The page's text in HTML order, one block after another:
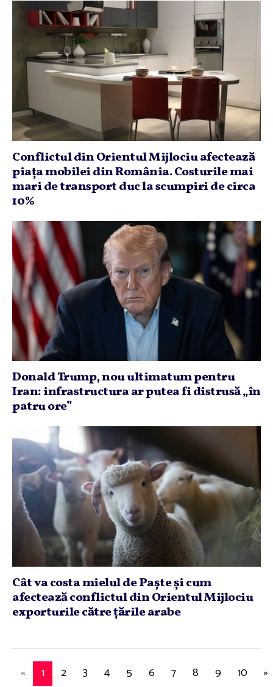
Conflictul din Orientul Mijlociu afectează
piaţa mobilei din România. Costurile mai
mari de transport duc la scumpiri de circa
10%
Donald Trump, nou ultimatum pentru
Iran: infrastructura ar putea fi distrusă „în
patru ore”
Cât va costa mielul de Paşte şi cum
afectează conflictul din Orientul Mijlociu
exporturile către ţările arabe
« 1 2 3 4 5 6 7 8 9 10 »